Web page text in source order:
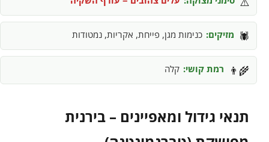
🕷️ מזיקים: כנימות מגן, פייחת, אקריות, נמטודות
👨‍🌾 רמת קושי: קלה
תנאי גידול ומאפיינים – בירנית